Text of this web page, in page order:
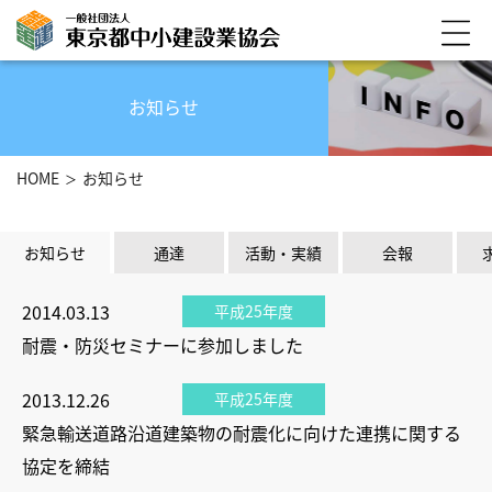
お知らせ
HOME お知らせ
お知らせ 通達 活動・実績 会報
2014.03.13 平成25年度
耐震・防災セミナーに参加しました
2013.12.26 平成25年度
緊急輸送道路沿道建築物の耐震化に向けた連携に関する
協定を締結